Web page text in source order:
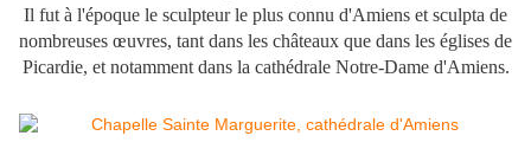
Il fut à l'époque le sculpteur le plus connu d'Amiens et sculpta de
nombreuses œuvres, tant dans les châteaux que dans les églises de
Picardie, et notamment dans la cathédrale Notre-Dame d'Amiens.